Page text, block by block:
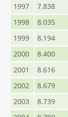
1997
7.838
1998
8.035
1999
8.194
2000
8.400
2001
8.616
2002
8.679
2003
8.739